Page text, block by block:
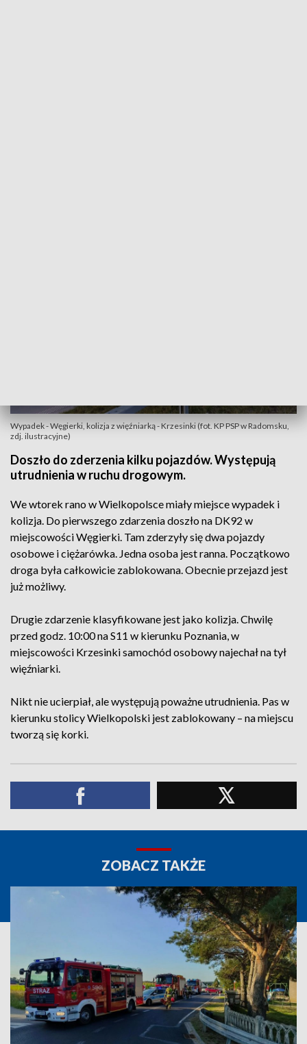
Wypadek - Węgierki, kolizja z więźniarką - Krzesinki (fot. KP PSP w Radomsku,
zdj. ilustracyjne)
Doszło do zderzenia kilku pojazdów. Występują
utrudnienia w ruchu drogowym.
We wtorek rano w Wielkopolsce miały miejsce wypadek i
kolizja. Do pierwszego zdarzenia doszło na DK92 w
miejscowości Węgierki. Tam zderzyły się dwa pojazdy
osobowe i ciężarówka. Jedna osoba jest ranna. Początkowo
droga była całkowicie zablokowana. Obecnie przejazd jest
już możliwy.
Drugie zdarzenie klasyfikowane jest jako kolizja. Chwilę
przed godz. 10:00 na S11 w kierunku Poznania, w
miejscowości Krzesinki samochód osobowy najechał na tył
więźniarki.
Nikt nie ucierpiał, ale występują poważne utrudnienia. Pas w
kierunku stolicy Wielkopolski jest zablokowany – na miejscu
tworzą się korki.
ZOBACZ TAKŻE